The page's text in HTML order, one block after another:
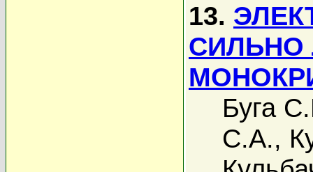
13.
СИЛЬНО
Буга
С.А.,